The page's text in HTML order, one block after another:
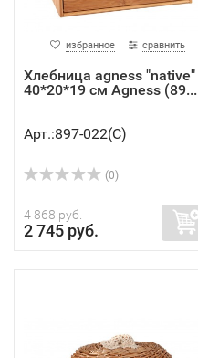
избранное сравнить
Хлебница agness "native"
40*20*19 см Agness (89...
Арт.:897-022(C)
(0)
4 868 руб.
2 745 руб.